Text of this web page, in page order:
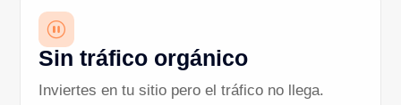
_
Sin tráfico orgánico
Inviertes en tu sitio pero el tráfico no llega.